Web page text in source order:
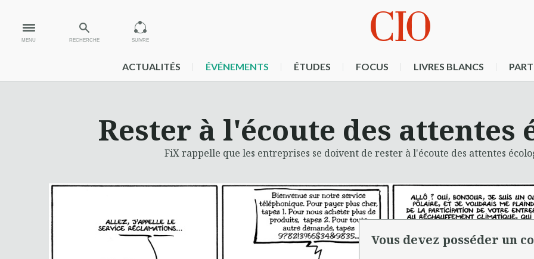
MENU RECHERCHE SUIVRE
ACTUALITÉS ÉVÉNEMENTS ÉTUDES FOCUS LIVRES BLANCS
Rester à l'écoute des attentes
FiX rappelle que les entreprises se doivent de rester à l'écoute des attentes
Vous devez posséder un